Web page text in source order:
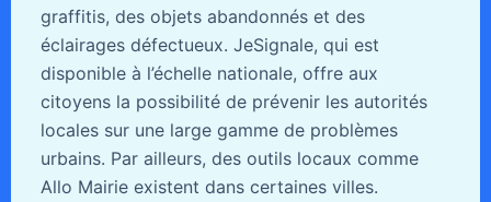
graffitis, des objets abandonnés et des
éclairages défectueux. JeSignale, qui est
disponible à l’échelle nationale, offre aux
citoyens la possibilité de prévenir les autorités
locales sur une large gamme de problèmes
urbains. Par ailleurs, des outils locaux comme
Allo Mairie existent dans certaines villes.